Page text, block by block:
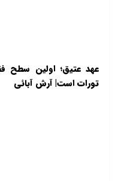
عهد عتیق؛ اولین سطح
تورات است| آرش آبائی